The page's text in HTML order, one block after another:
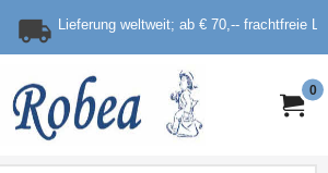
Lieferung weltweit; ab € 70,-- frachtfreie
0